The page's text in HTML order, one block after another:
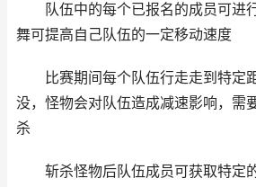
队伍中的每个已报名的成员可进
舞可提高自己队伍的一定移动速度
比赛期间每个队伍行走走到特定
没，怪物会对队伍造成减速影响，需
杀
斩杀怪物后队伍成员可获取特定